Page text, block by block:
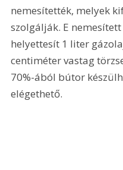
nemesítették, melyek
szolgálják. E
helyettesít 1 liter
centiméter vastag
70%-ából bútor
elégethető.